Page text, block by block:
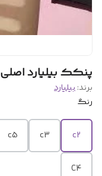
پنکک بیلیارد اصلی
برند:بیلیارد
رنگ
c2
c3
c5
C4